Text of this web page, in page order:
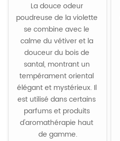
La douce odeur
poudreuse de la violette
se combine avec le
calme du vétiver et la
douceur du bois de
santal, montrant un
tempérament oriental
élégant et mystérieux. Il
est utilisé dans certains
parfums et produits
d'aromathérapie haut
de gamme.